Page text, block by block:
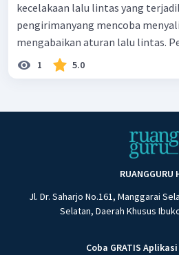
kecelakaan lalu lintas yang
pengirimanyang mencoba
mengabaikan aturan lalu lintas.
1 5.0
RUANGGURU
Jl. Dr. Saharjo No.161, Manggarai
Selatan, Daerah Khusus
Coba GRATIS